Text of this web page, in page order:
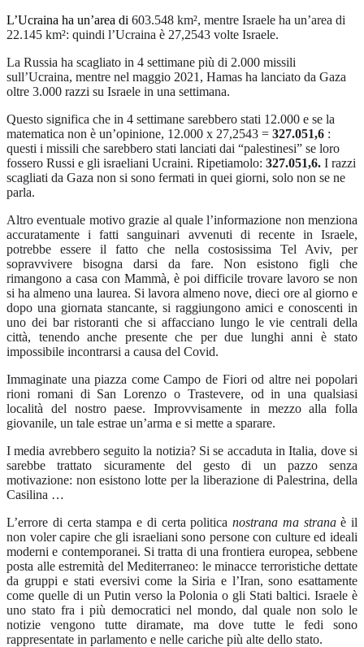
L’Ucraina ha un’area di 603.548 km², mentre Israele ha un’area di
22.145 km²: quindi l’Ucraina è 27,2543 volte Israele.
La Russia ha scagliato in 4 settimane più di 2.000 missili
sull’Ucraina, mentre nel maggio 2021, Hamas ha lanciato da Gaza
oltre 3.000 razzi su Israele in una settimana.
Questo significa che in 4 settimane sarebbero stati 12.000 e se la
matematica non è un’opinione, 12.000 x 27,2543 = 327.051,6 :
questi i missili che sarebbero stati lanciati dai “palestinesi” se loro
fossero Russi e gli israeliani Ucraini. Ripetiamolo: 327.051,6. I razzi
scagliati da Gaza non si sono fermati in quei giorni, solo non se ne
parla.
Altro eventuale motivo grazie al quale l’informazione non menziona
accuratamente i fatti sanguinari avvenuti di recente in Israele,
potrebbe essere il fatto che nella costosissima Tel Aviv, per
sopravvivere bisogna darsi da fare. Non esistono figli che
rimangono a casa con Mammà, è poi difficile trovare lavoro se non
si ha almeno una laurea. Si lavora almeno nove, dieci ore al giorno e
dopo una giornata stancante, si raggiungono amici e conoscenti in
uno dei bar ristoranti che si affacciano lungo le vie centrali della
città, tenendo anche presente che per due lunghi anni è stato
impossibile incontrarsi a causa del Covid.
Immaginate una piazza come Campo de Fiori od altre nei popolari
rioni romani di San Lorenzo o Trastevere, od in una qualsiasi
località del nostro paese. Improvvisamente in mezzo alla folla
giovanile, un tale estrae un’arma e si mette a sparare.
I media avrebbero seguito la notizia? Si se accaduta in Italia, dove si
sarebbe trattato sicuramente del gesto di un pazzo senza
motivazione: non esistono lotte per la liberazione di Palestrina, della
Casilina …
L’errore di certa stampa e di certa politica nostrana ma stranaè il
non voler capire che gli israeliani sono persone con culture ed ideali
moderni e contemporanei. Si tratta di una frontiera europea, sebbene
posta alle estremità del Mediterraneo: le minacce terroristiche dettate
da gruppi e stati eversivi come la Siria e l’Iran, sono esattamente
come quelle di un Putin verso la Polonia o gli Stati baltici. Israele è
uno stato fra i più democratici nel mondo, dal quale non solo le
notizie vengono tutte diramate, ma dove tutte le fedi sono
rappresentate in parlamento e nelle cariche più alte dello stato.